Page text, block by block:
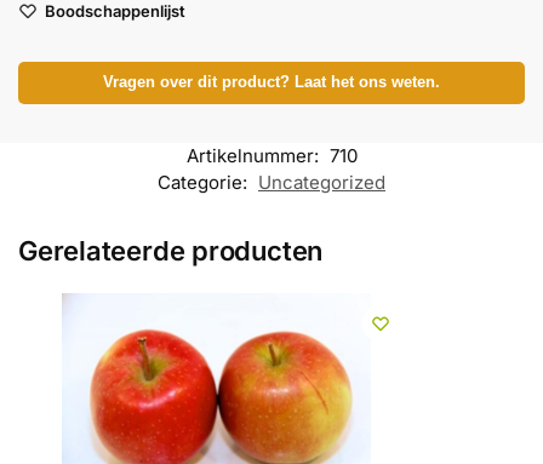
Boodschappenlijst
Vragen over dit product? Laat het ons weten.
Artikelnummer: 710
Categorie: Uncategorized
Gerelateerde producten